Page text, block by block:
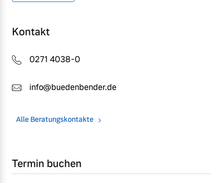
Kontakt
0271 4038-0
info@buedenbender.de
Alle Beratungskontakte
Termin buchen